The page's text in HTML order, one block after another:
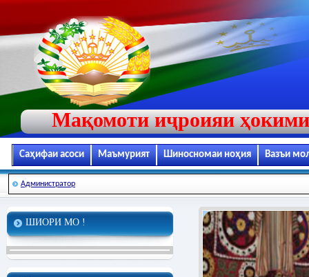
Мақомоти иҷроияи
Саҳифаи асоси Маъмурият Шиносномаи ноҳия Вазъи
Администратор
ШИОРИ МО !